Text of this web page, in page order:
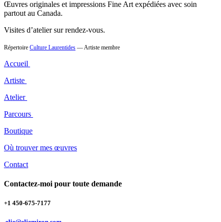
Œuvres originales et impressions Fine Art expédiées avec soin
partout au Canada.
Visites d’atelier sur rendez-vous.
Répertoire Culture Laurentides — Artiste membre
Accueil
Artiste
Atelier
Parcours
Boutique
Où trouver mes œuvres
Contact
Contactez-moi pour toute demande
+1 450-675-7177